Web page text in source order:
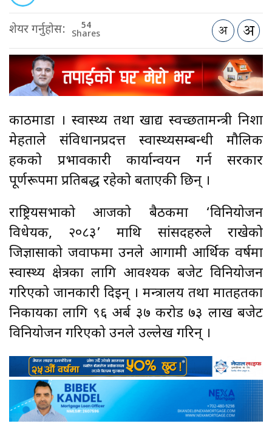
शेयर गर्नुहोस: 54
Shares
काठमाडौँ । स्वास्थ्य तथा खाद्य स्वच्छतामन्त्री निशा
मेहताले संविधानप्रदत्त स्वास्थ्यसम्बन्धी मौलिक
हकको प्रभावकारी कार्यान्वयन गर्न सरकार
पूर्णरूपमा प्रतिबद्ध रहेको बताएकी छिन् ।
राष्ट्रियसभाको आजको बैठकमा ‘विनियोजन
विधेयक, २०८३’ माथि सांसदहरुले राखेको
जिज्ञासाको जवाफमा उनले आगामी आर्थिक वर्षमा
स्वास्थ्य क्षेत्रका लागि आवश्यक बजेट विनियोजन
गरिएको जानकारी दिइन् । मन्त्रालय तथा मातहतका
निकायका लागि ९६ अर्ब ३७ करोड ७३ लाख बजेट
विनियोजन गरिएको उनले उल्लेख गरिन् ।